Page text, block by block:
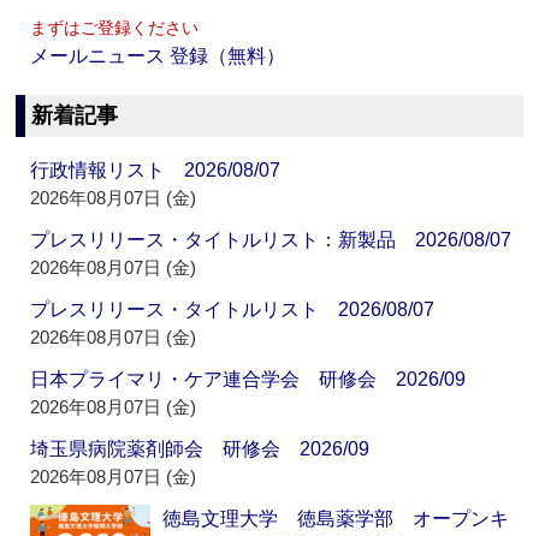
まずはご登録ください
メールニュース 登録（無料）
新着記事
行政情報リスト 2026/08/07
2026年08月07日 (金)
プレスリリース・タイトルリスト：新製品 2026/08/07
2026年08月07日 (金)
プレスリリース・タイトルリスト 2026/08/07
2026年08月07日 (金)
日本プライマリ・ケア連合学会 研修会 2026/09
2026年08月07日 (金)
埼玉県病院薬剤師会 研修会 2026/09
2026年08月07日 (金)
徳島文理大学 徳島薬学部 オープンキ